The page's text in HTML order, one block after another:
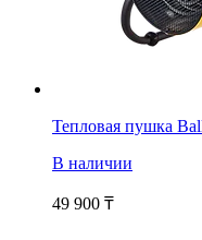
Тепловая пушка
В наличии
49 900 ₸